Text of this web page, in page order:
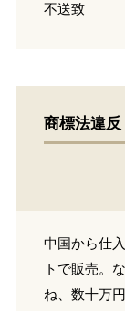
不送致
商標法違反
中国から仕
トで販売。
ね、数十万